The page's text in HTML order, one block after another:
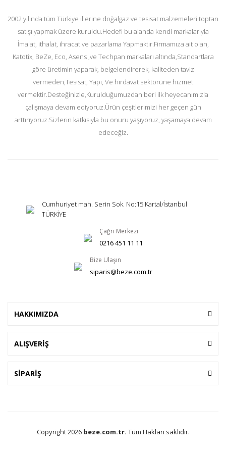
2002 yılında tüm Türkiye illerine doğalgaz ve tesisat malzemeleri toptan
satışı yapmak üzere kuruldu.Hedefi bu alanda kendi markalarıyla
İmalat, ithalat, ihracat ve pazarlama Yapmaktır.Firmamıza ait olan,
Katotix, BeZe, Eco, Asens ,ve Techpan markaları altında,Standartlara
göre üretimin yaparak, belgelendirerek, kaliteden taviz
vermeden,Tesisat, Yapı, Ve hırdavat sektörüne hizmet
vermektir.Desteğinizle,Kurulduğumuzdan beri ilk heyecanımızla
çalışmaya devam ediyoruz.Ürün çeşitlerimizi her geçen gün
arttırıyoruz.Sizlerin katkısıyla bu onuru yaşıyoruz, yaşamaya devam
edeceğiz.
Cumhuriyet mah. Serin Sok. No:15 Kartal/İstanbul
TÜRKİYE
Çağrı Merkezi
0216 451 11 11
Bize Ulaşın
siparis@beze.com.tr
HAKKIMIZDA
ALIŞVERİŞ
SİPARİŞ
Copyright 2026 beze.com.tr. Tüm Hakları saklıdır.